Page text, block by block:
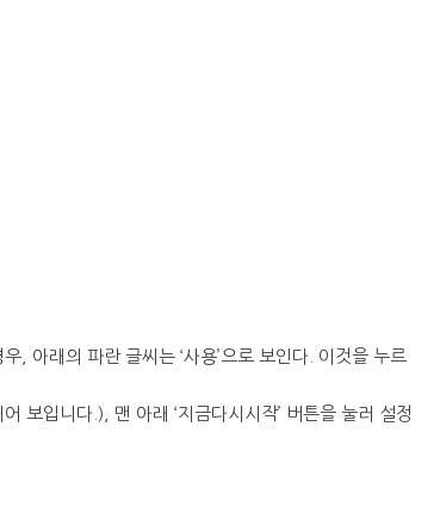
, 아래의 파란 글씨는 ‘사용’으로 보인다. 이것을 누르
보입니다.), 맨 아래 ‘지금다시시작’ 버튼을 눌러 설정